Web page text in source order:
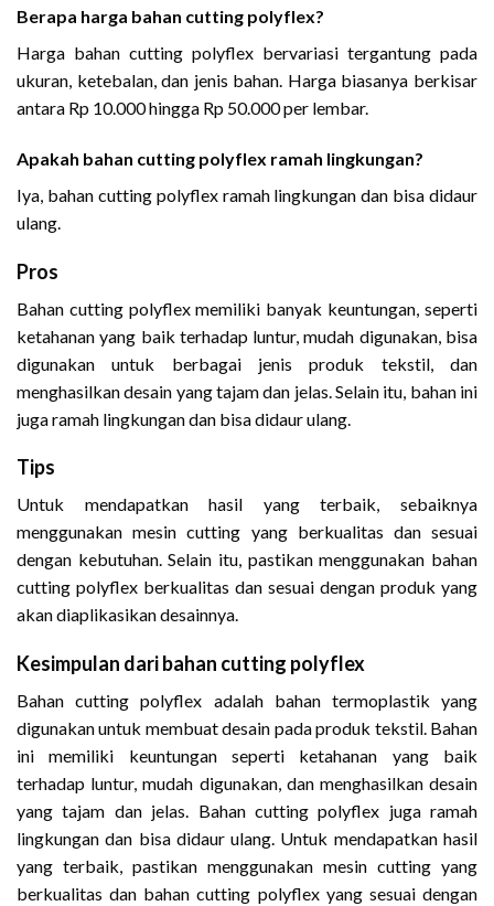
Berapa harga bahan cutting polyflex?
Harga bahan cutting polyflex bervariasi tergantung pada
ukuran, ketebalan, dan jenis bahan. Harga biasanya berkisar
antara Rp 10.000 hingga Rp 50.000 per lembar.
Apakah bahan cutting polyflex ramah lingkungan?
Iya, bahan cutting polyflex ramah lingkungan dan bisa didaur
ulang.
Pros
Bahan cutting polyflex memiliki banyak keuntungan, seperti
ketahanan yang baik terhadap luntur, mudah digunakan, bisa
digunakan untuk berbagai jenis produk tekstil, dan
menghasilkan desain yang tajam dan jelas. Selain itu, bahan ini
juga ramah lingkungan dan bisa didaur ulang.
Tips
Untuk mendapatkan hasil yang terbaik, sebaiknya
menggunakan mesin cutting yang berkualitas dan sesuai
dengan kebutuhan. Selain itu, pastikan menggunakan bahan
cutting polyflex berkualitas dan sesuai dengan produk yang
akan diaplikasikan desainnya.
Kesimpulan dari bahan cutting polyflex
Bahan cutting polyflex adalah bahan termoplastik yang
digunakan untuk membuat desain pada produk tekstil. Bahan
ini memiliki keuntungan seperti ketahanan yang baik
terhadap luntur, mudah digunakan, dan menghasilkan desain
yang tajam dan jelas. Bahan cutting polyflex juga ramah
lingkungan dan bisa didaur ulang. Untuk mendapatkan hasil
yang terbaik, pastikan menggunakan mesin cutting yang
berkualitas dan bahan cutting polyflex yang sesuai dengan